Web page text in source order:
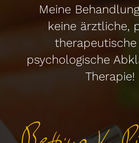
Meine
keine ärztliche,
psychologische
Therapie!